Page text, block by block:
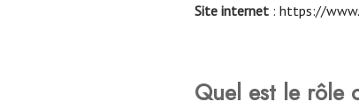
Site internet : https://
Quel est le rôle